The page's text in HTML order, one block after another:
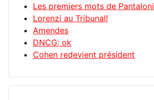
Les premiers mots de Pantaloni
Lorenzi au Tribunal!
Amendes
DNCG: ok
Cohen redevient président